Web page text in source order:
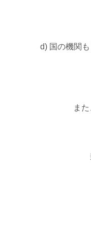
d) 国の機関
ま